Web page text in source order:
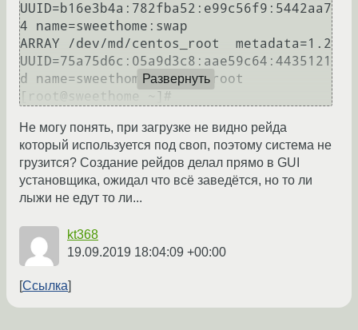
UUID=b16e3b4a:782fba52:e99c56f9:5442aa7
4 name=sweethome:swap
ARRAY /dev/md/centos_root  metadata=1.2
UUID=75a75d6c:05a9d3c8:aae59c64:4435121
d name=sweethome:centos_root
Развернуть
Не могу понять, при загрузке не видно рейда
который используется под своп, поэтому система не
грузится? Создание рейдов делал прямо в GUI
установщика, ожидал что всё заведётся, но то ли
лыжи не едут то ли...
kt368
19.09.2019 18:04:09 +00:00
Ссылка